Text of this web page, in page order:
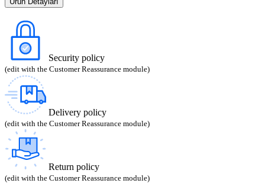
Security policy
(edit with the Customer Reassurance module)
Delivery policy
(edit with the Customer Reassurance module)
Return policy
(edit with the Customer Reassurance module)